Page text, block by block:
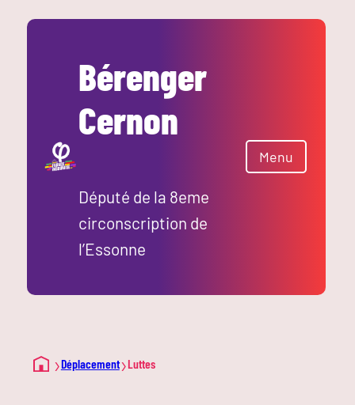
Bérenger
Cernon
Député de la 8eme
circonscription de
l’Essonne
Menu
›Déplacement›Luttes